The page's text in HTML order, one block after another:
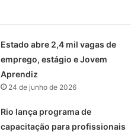
Estado abre 2,4 mil vagas de
emprego, estágio e Jovem
Aprendiz
24 de junho de 2026
Rio lança programa de
capacitação para profissionais